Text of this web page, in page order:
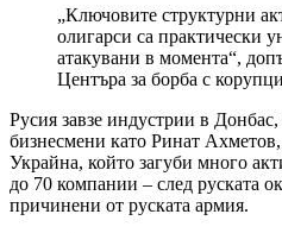
„Ключовите структурни
олигарси са практически
атакувани в момента“,
Центъра за борба с
Русия завзе индустрии в
бизнесмени като Ринат
Украйна, който загуби много
до 70 компании – след руската
причинени от руската армия.